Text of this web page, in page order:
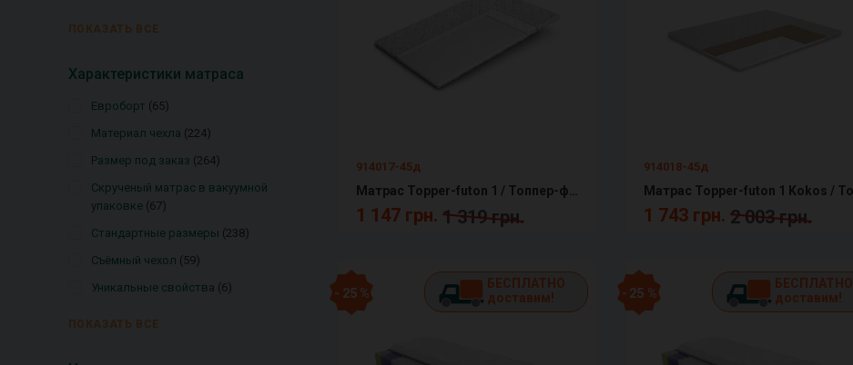
ПОКАЗАТЬ ВСЕ
Характеристики матраса
Евроборт 65
Материал чехла 224
Размер под заказ 264
Скрученый матрас в вакуумной
упаковке 67
Стандартные размеры 238
Съёмный чехол 59
Уникальные свойства 6
ПОКАЗАТЬ ВСЕ
914017-45д
1 147 грн. 1 319 грн.
914018-45д
1 743 грн. 2 003 грн.
- 25 %
БЕСПЛАТНО
доставим!
- 25 %
БЕСПЛАТНО
доставим!